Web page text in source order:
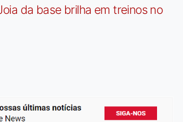
da base brilha em treinos no